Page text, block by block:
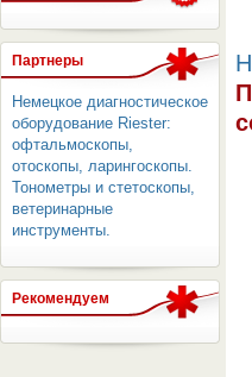
Партнеры
Немецкое диагностическое
оборудование Riester:
офтальмоскопы,
отоскопы, ларингоскопы.
Тонометры и стетоскопы,
ветеринарные
инструменты.
Рекомендуем